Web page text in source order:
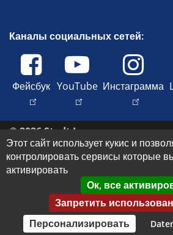
Каналы социальных сетей:
Фейсбук YouTube Инстаграмма
© 2026 Stadt Jena
Политика
Права на
Datenschutz-
Этот сайт использует кукис и
контролировать сервисы которые
активировать
Ок, все
Запретить
Персонализировать